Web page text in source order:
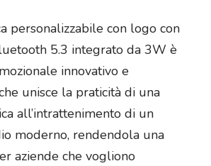
personalizzabile con logo con
5.3 integrato da 3W è
innovativo e
unisce la praticità di una
all’intrattenimento di un
moderno, rendendola una
aziende che vogliono